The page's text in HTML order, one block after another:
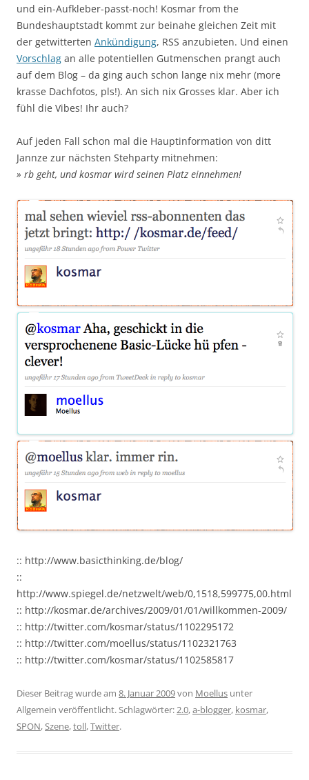
und ein-Aufkleber-passt-noch! Kosmar from the
Bundeshauptstadt kommt zur beinahe gleichen Zeit mit
der getwitterten Ankündigung, RSS anzubieten. Und einen
Vorschlag an alle potentiellen Gutmenschen prangt auch
auf dem Blog – da ging auch schon lange nix mehr (more
krasse Dachfotos, pls!). An sich nix Grosses klar. Aber ich
fühl die Vibes! Ihr auch?
Auf jeden Fall schon mal die Hauptinformation von ditt
Jannze zur nächsten Stehparty mitnehmen:
» rb geht, und kosmar wird seinen Platz einnehmen!
:: http://www.basicthinking.de/blog/
::
http://www.spiegel.de/netzwelt/web/0,1518,599775,00.html
:: http://kosmar.de/archives/2009/01/01/willkommen-2009/
:: http://twitter.com/kosmar/status/1102295172
:: http://twitter.com/moellus/status/1102321763
:: http://twitter.com/kosmar/status/1102585817
Dieser Beitrag wurde am 8. Januar 2009von Moellus unter
Allgemein veröffentlicht. Schlagwörter:2.0,a-blogger, kosmar,
SPON,Szene,toll,Twitter.